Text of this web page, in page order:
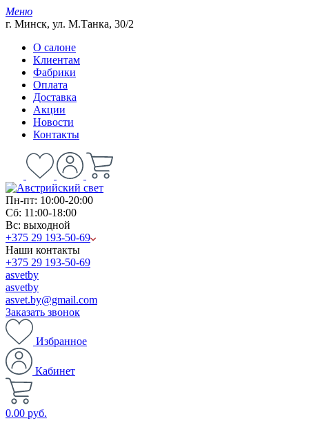
Меню
г. Минск, ул. М.Танка, 30/2
О салоне
Клиентам
Фабрики
Оплата
Доставка
Акции
Новости
Контакты
Пн-пт: 10:00-20:00
Сб: 11:00-18:00
Вс: выходной
+375 29 193-50-69
Наши контакты
+375 29 193-50-69
asvetby
asvetby
asvet.by@gmail.com
Заказать звонок
Избранное
Кабинет
0.00 руб.